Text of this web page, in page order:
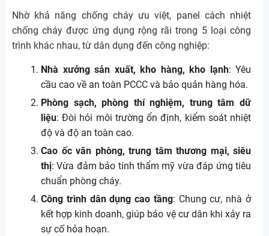
Nhờ khả năng chống cháy ưu việt, panel cách nhiệt
chống cháy được ứng dụng rộng rãi trong 5 loại công
trình khác nhau, từ dân dụng đến công nghiệp:
Nhà xưởng sản xuất, kho hàng, kho lạnh: Yêu
cầu cao về an toàn PCCC và bảo quản hàng hóa.
Phòng sạch, phòng thí nghiệm, trung tâm dữ
liệu: Đòi hỏi môi trường ổn định, kiểm soát nhiệt
độ và độ an toàn cao.
Cao ốc văn phòng, trung tâm thương mại, siêu
thị: Vừa đảm bảo tính thẩm mỹ vừa đáp ứng tiêu
chuẩn phòng cháy.
Công trình dân dụng cao tầng: Chung cư, nhà ở
kết hợp kinh doanh, giúp bảo vệ cư dân khi xảy ra
sự cố hỏa hoạn.